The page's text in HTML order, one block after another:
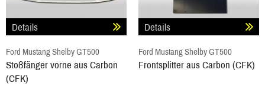
Details
Ford Mustang Shelby GT500
Stoßfänger vorne aus Carbon
(CFK)
Details
Ford Mustang Shelby GT500
Frontsplitter aus Carbon (CFK)